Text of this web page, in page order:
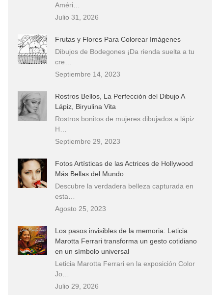
Améri…
Julio 31, 2026
Frutas y Flores Para Colorear Imágenes
Dibujos de Bodegones ¡Da rienda suelta a tu
cre…
Septiembre 14, 2023
Rostros Bellos, La Perfección del Dibujo A
Lápiz, Biryulina Vita
Rostros bonitos de mujeres dibujados a lápiz
H…
Septiembre 29, 2023
Fotos Artísticas de las Actrices de Hollywood
Más Bellas del Mundo
Descubre la verdadera belleza capturada en
esta…
Agosto 25, 2023
Los pasos invisibles de la memoria: Leticia
Marotta Ferrari transforma un gesto cotidiano
en un símbolo universal
Leticia Marotta Ferrari en la exposición Color
Jo…
Julio 29, 2026